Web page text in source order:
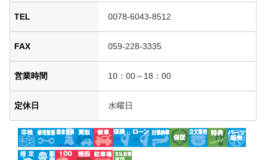
TEL 0078-6043-8512
FAX 059-228-3335
営業時間 10：00～18：00
定休日 水曜日